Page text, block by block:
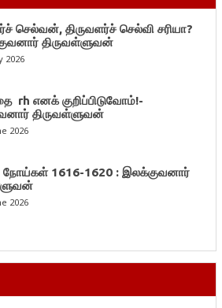
செல்வன், திருவளர்ச் செல்வி சரியா?
திருவள்ளுவன்
2026
rh எனக் குறிப்பிடுவோம்!-
திருவள்ளுவன்
2026
நோய்கள் 1616-1620 : இலக்குவனார்
2026